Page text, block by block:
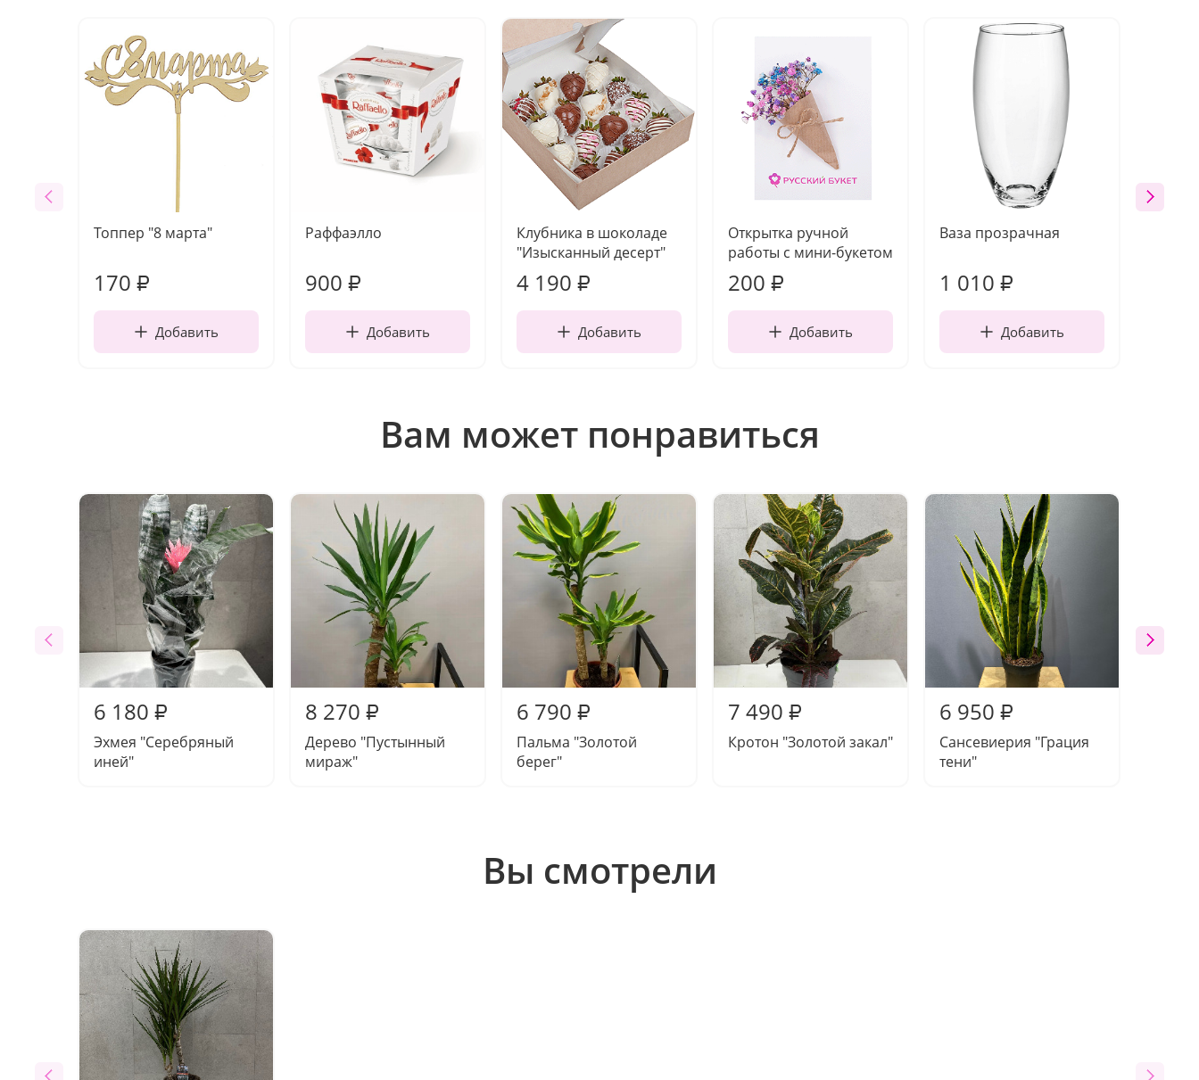
Топпер "8 марта"
170 ₽
Добавить
Раффаэлло
900 ₽
Добавить
Клубника в шоколаде
"Изысканный десерт"
4 190 ₽
Добавить
Открытка ручной
работы с мини-букетом
200 ₽
Добавить
Ваза прозрачная
1 010 ₽
Добавить
Вам может понравиться
6 180 ₽
Эхмея "Серебряный
иней"
8 270 ₽
Дерево "Пустынный
мираж"
6 790 ₽
Пальма "Золотой
берег"
7 490 ₽
Кротон "Золотой закал"
6 950 ₽
Сансевиерия "Грация
тени"
Вы смотрели